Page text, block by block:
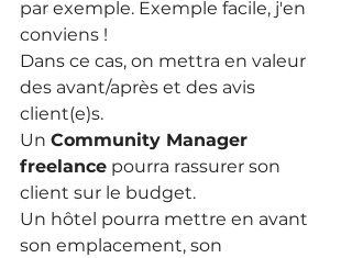
par exemple. Exemple facile, j'en
conviens !
Dans ce cas, on mettra en valeur
des avant/après et des avis
client(e)s.
Un Community Manager
freelance pourra rassurer son
client sur le budget.
Un hôtel pourra mettre en avant
son emplacement, son